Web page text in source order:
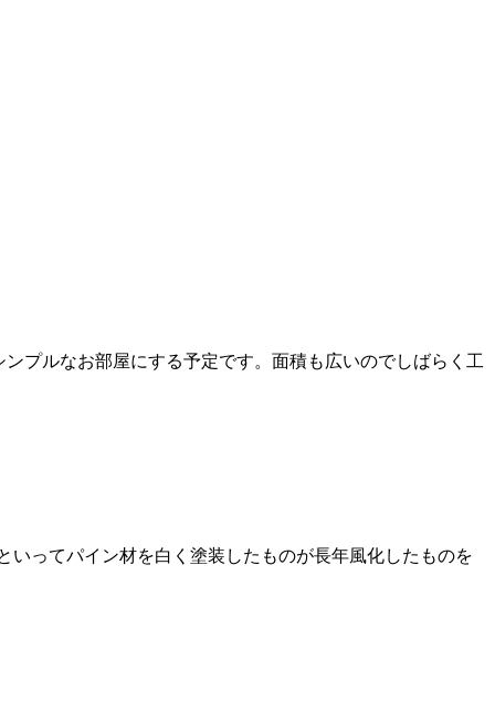
プルなお部屋にする予定です。面積も広いのでしばらく工
ってパイン材を白く塗装したものが長年風化したものを